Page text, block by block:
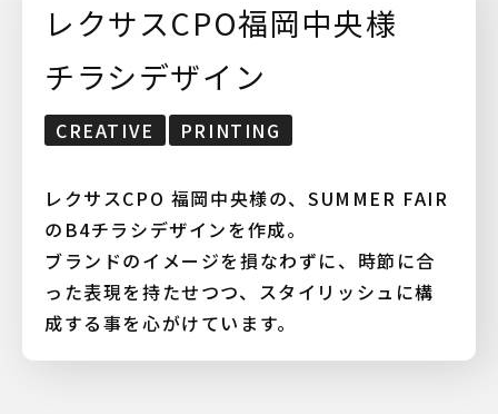
レクサスCPO福岡中央様
チラシデザイン
CREATIVE PRINTING
レクサスCPO 福岡中央様の、SUMMER FAIR
のB4チラシデザインを作成。
ブランドのイメージを損なわずに、時節に合
った表現を持たせつつ、スタイリッシュに構
成する事を心がけています。